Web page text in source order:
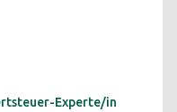
Experte/in